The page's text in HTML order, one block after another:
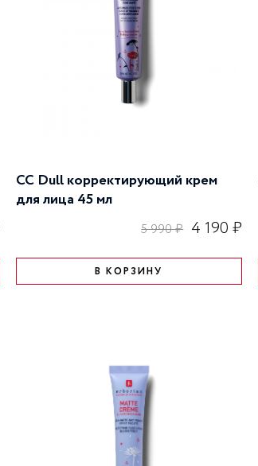
CC Dull корректирующий крем
для лица 45 мл
5 990 ₽ 4 190 ₽
В КОРЗИНУ